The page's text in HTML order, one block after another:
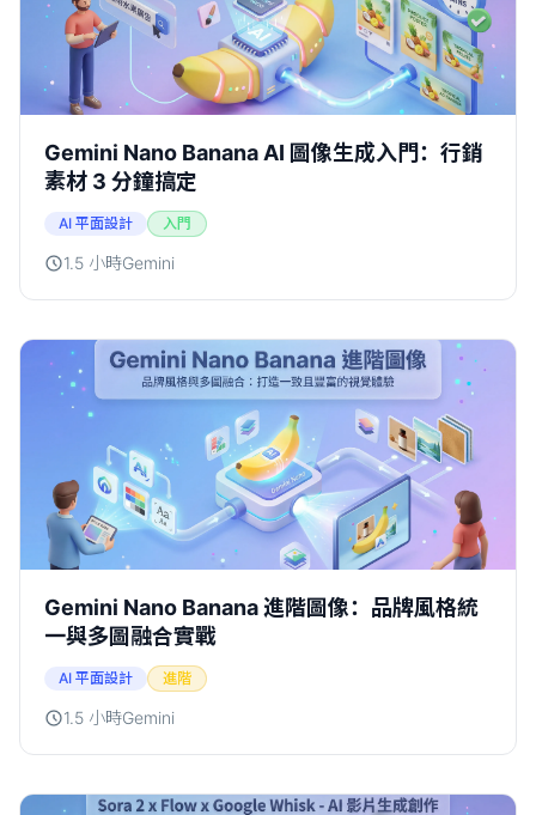
Gemini Nano Banana AI 圖像生成入門：行銷
素材 3 分鐘搞定
AI 平面設計 入門
1.5 小時Gemini
Gemini Nano Banana 進階圖像：品牌風格統
一與多圖融合實戰
AI 平面設計 進階
1.5 小時Gemini